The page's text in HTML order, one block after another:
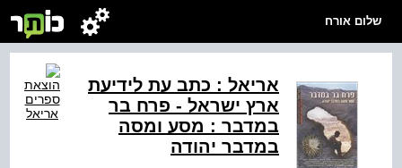
שלום אורח
אריאל : כתב עת לידיעת
ארץ ישראל - פרח בר
במדבר : מסע ומסה
במדבר יהודה